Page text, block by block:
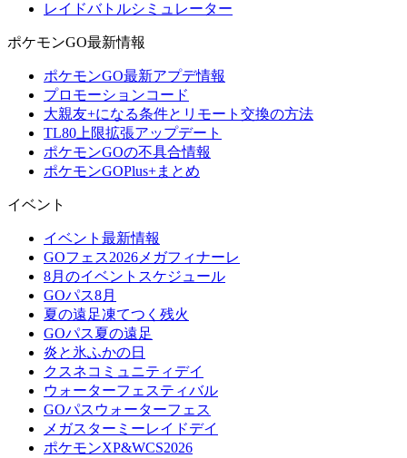
レイドバトルシミュレーター
ポケモンGO最新情報
ポケモンGO最新アプデ情報
プロモーションコード
大親友+になる条件とリモート交換の方法
TL80上限拡張アップデート
ポケモンGOの不具合情報
ポケモンGOPlus+まとめ
イベント
イベント最新情報
GOフェス2026メガフィナーレ
8月のイベントスケジュール
GOパス8月
夏の遠足凍てつく残火
GOパス夏の遠足
炎と氷ふかの日
クスネコミュニティデイ
ウォーターフェスティバル
GOパスウォーターフェス
メガスターミーレイドデイ
ポケモンXP&WCS2026